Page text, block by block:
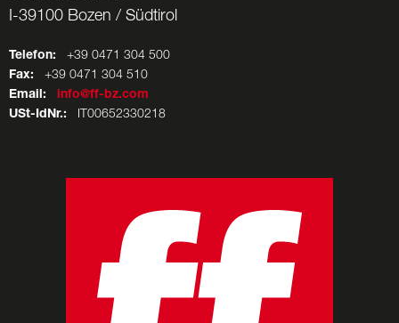
I-39100 Bozen / Südtirol
Telefon: +39 0471 304 500
Fax: +39 0471 304 510
Email:
info@ff-bz.com
USt-IdNr.: IT00652330218